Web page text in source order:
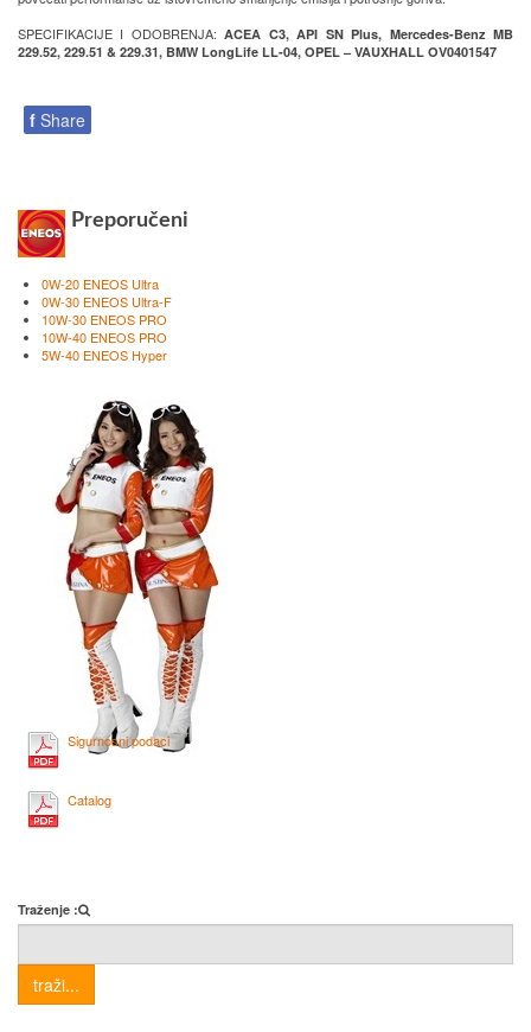
SPECIFIKACIJE I ODOBRENJA: ACEA C3, API SN Plus, Mercedes-Benz MB
229.52, 229.51 & 229.31, BMW LongLife LL-04, OPEL – VAUXHALL OV0401547
f Share
Preporučeni
0W-20 ENEOS Ultra
0W-30 ENEOS Ultra-F
10W-30 ENEOS PRO
10W-40 ENEOS PRO
5W-40 ENEOS Hyper
Sigurnosni podaci
Catalog
Traženje :
traži...